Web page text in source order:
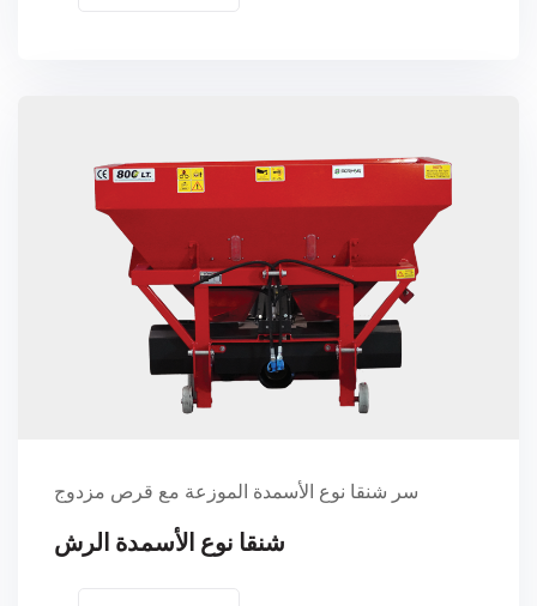
سر شنقا نوع الأسمدة الموزعة مع قرص مزدوج
شنقا نوع الأسمدة الرش